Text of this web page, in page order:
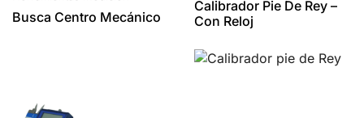
Busca Centro Mecánico
Calibrador Pie De Rey –
Con Reloj